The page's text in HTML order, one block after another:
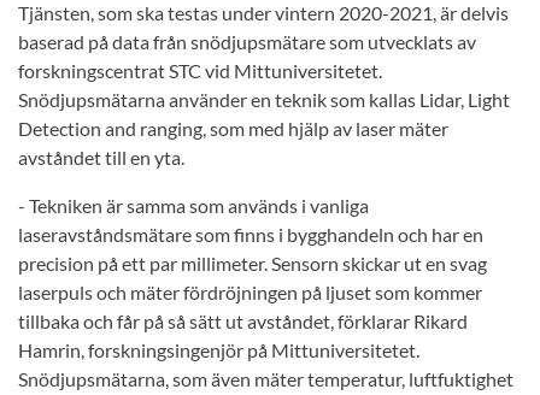
Tjänsten, som ska testas under vintern 2020-2021, är delvis
baserad på data från snödjupsmätare som utvecklats av
forskningscentrat STC vid Mittuniversitetet.
Snödjupsmätarna använder en teknik som kallas Lidar, Light
Detection and ranging, som med hjälp av laser mäter
avståndet till en yta.
- Tekniken är samma som används i vanliga
laseravståndsmätare som finns i bygghandeln och har en
precision på ett par millimeter. Sensorn skickar ut en svag
laserpuls och mäter fördröjningen på ljuset som kommer
tillbaka och får på så sätt ut avståndet, förklarar Rikard
Hamrin, forskningsingenjör på Mittuniversitetet.
Snödjupsmätarna, som även mäter temperatur, luftfuktighet